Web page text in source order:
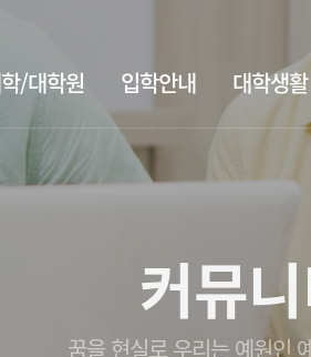
/대학원 입학안내 대학생활
커뮤
꿈을 현실로 우리는 예원인